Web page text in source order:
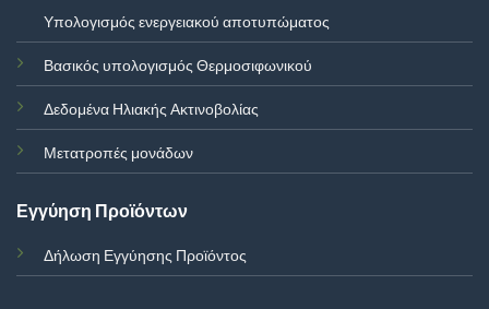
Υπολογισμός ενεργειακού αποτυπώματος
Βασικός υπολογισμός Θερμοσιφωνικού
Δεδομένα Ηλιακής Ακτινοβολίας
Μετατροπές μονάδων
Εγγύηση Προϊόντων
Δήλωση Εγγύησης Προϊόντος